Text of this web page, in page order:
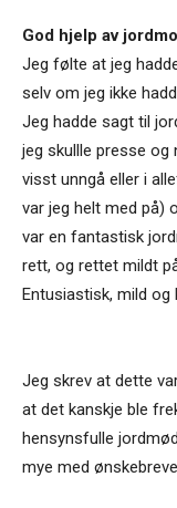
God hjelp av
Jeg følte at jeg
selv om jeg ikke
Jeg hadde sagt til
jeg skullle presse og
visst unngå eller i
var jeg helt med på)
var en fantastisk
rett, og rettet mildt
Entusiastisk, mild og
Jeg skrev at dette
at det kanskje ble
hensynsfulle
mye med